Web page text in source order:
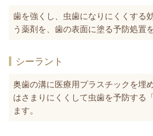
歯を強くし、虫歯になりにくくする
う薬剤を、歯の表面に塗る予防処置
シーラント
奥歯の溝に医療用プラスチックを埋
はさまりにくくして虫歯を予防する
ます。